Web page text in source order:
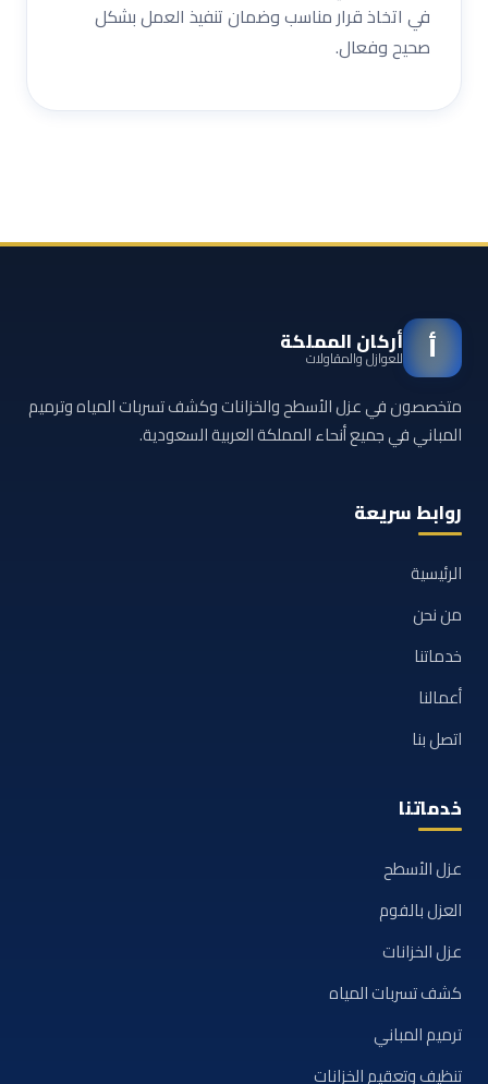
في اتخاذ قرار مناسب وضمان تنفيذ العمل بشكل
صحيح وفعال.
أ أركان المملكة
للعوازل والمقاولات
متخصصون في عزل الأسطح والخزانات وكشف تسربات المياه وترميم
المباني في جميع أنحاء المملكة العربية السعودية.
روابط سريعة
الرئيسية
من نحن
خدماتنا
أعمالنا
اتصل بنا
خدماتنا
عزل الأسطح
العزل بالفوم
عزل الخزانات
كشف تسربات المياه
ترميم المباني
تنظيف وتعقيم الخزانات